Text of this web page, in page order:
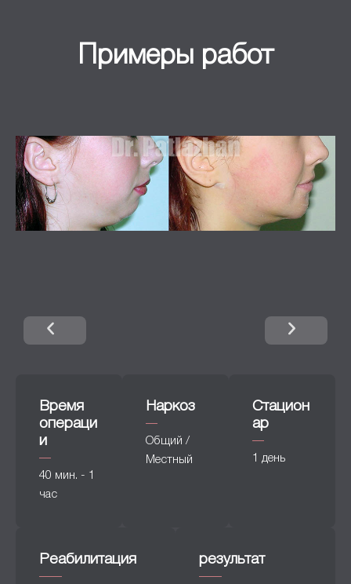
Примеры работ
Время
операци
и
40 мин. - 1
час
Наркоз
Общий /
Местный
Стацион
ар
1 день
Реабилитация результат